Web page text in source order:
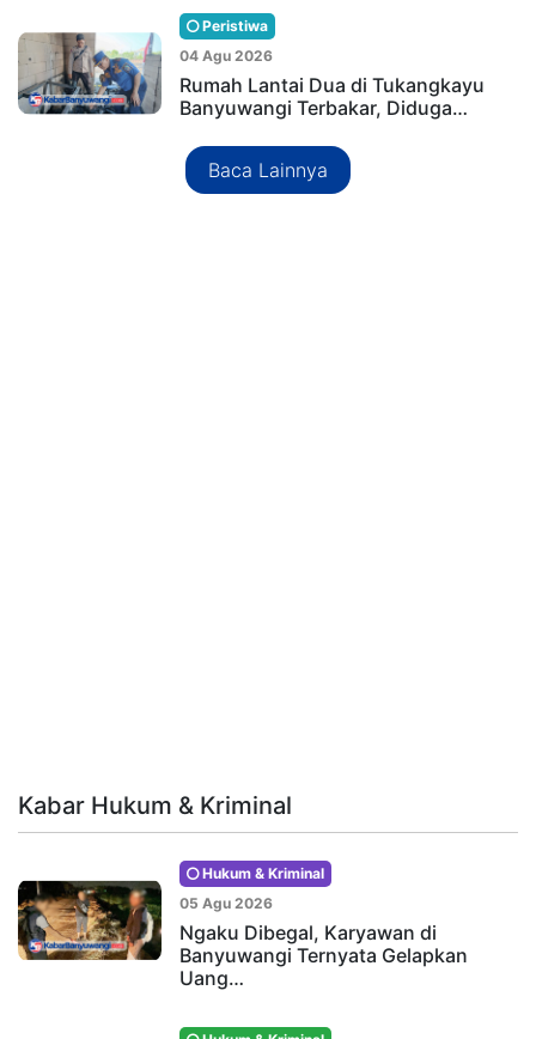
Peristiwa
04 Agu 2026
Rumah Lantai Dua di Tukangkayu
Banyuwangi Terbakar, Diduga…
Baca Lainnya
Kabar Hukum & Kriminal
Hukum & Kriminal
05 Agu 2026
Ngaku Dibegal, Karyawan di
Banyuwangi Ternyata Gelapkan
Uang…